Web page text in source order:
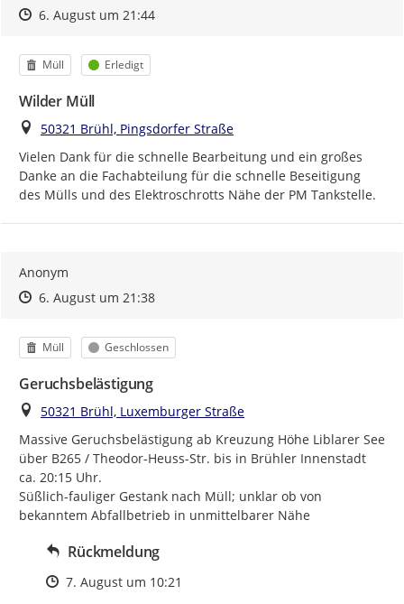
Zeitpunkt des Erstellens
Zeitpunkt des Erstellens
6. August um 21:44Zur Äußerung
Kategorie
Müll Status
Erledigt
Wilder Müll
Ort
50321 Brühl, Pingsdorfer Straße
Vielen Dank für die schnelle Bearbeitung und ein großes
Danke an die Fachabteilung für die schnelle Beseitigung
des Mülls und des Elektroschrotts Nähe der PM Tankstelle.
Anonym
Zeitpunkt des Erstellens
Zeitpunkt des Erstellens
6. August um 21:38Zur Äußerung
Kategorie
Müll Status
Geschlossen
Geruchsbelästigung
Ort
50321 Brühl, Luxemburger Straße
Massive Geruchsbelästigung ab Kreuzung Höhe Liblarer See
über B265 / Theodor-Heuss-Str. bis in Brühler Innenstadt
ca. 20:15 Uhr.
Süßlich-fauliger Gestank nach Müll; unklar ob von
bekanntem Abfallbetrieb in unmittelbarer Nähe
Rückmeldung
Zeitpunkt des Erstellens
7. August um 10:21